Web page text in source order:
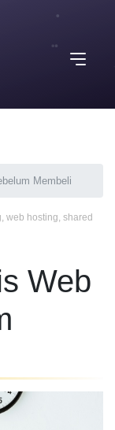
Membeli
, web hosting, shared
Web